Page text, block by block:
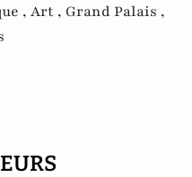
, Art , Grand Palais ,